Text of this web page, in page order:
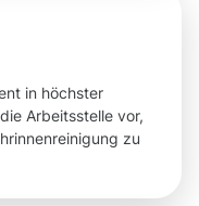
in höchster
Arbeitsstelle vor,
zu